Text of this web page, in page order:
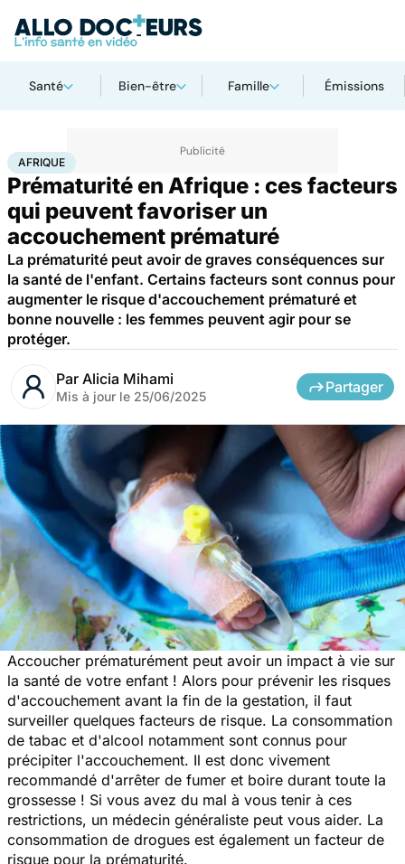
Santé Bien-être Famille Émissions
AccueilFamille Afrique
AFRIQUE
Prématurité en Afrique : ces facteurs
qui peuvent favoriser un
accouchement prématuré
La prématurité peut avoir de graves conséquences sur
la santé de l'enfant. Certains facteurs sont connus pour
augmenter le risque d'accouchement prématuré et
bonne nouvelle : les femmes peuvent agir pour se
protéger.
Par Alicia Mihami
Mis à jour le 25/06/2025
Partager
Accoucher prématurément peut avoir un impact à vie sur
la santé de votre enfant ! Alors pour prévenir les risques
d'accouchement avant la fin de la gestation, il faut
surveiller quelques facteurs de risque. La consommation
de tabac et d'alcool notamment sont connus pour
précipiter l'accouchement. Il est donc vivement
recommandé d'arrêter de fumer et boire durant toute la
grossesse ! Si vous avez du mal à vous tenir à ces
restrictions, un médecin généraliste peut vous aider. La
consommation de drogues est également un facteur de
risque pour la prématurité.